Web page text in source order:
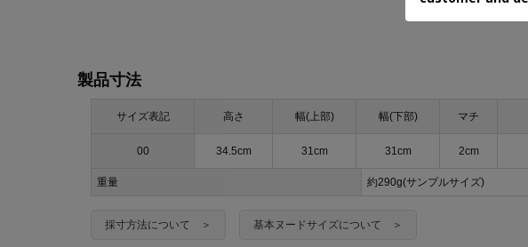
製品寸法
サイズ表記 高さ 幅(上部) 幅(下部) マチ
00 34.5cm 31cm 31cm 2cm
重量 約290g(サンプルサイズ)
採寸方法について ＞ 基本ヌードサイズについて ＞